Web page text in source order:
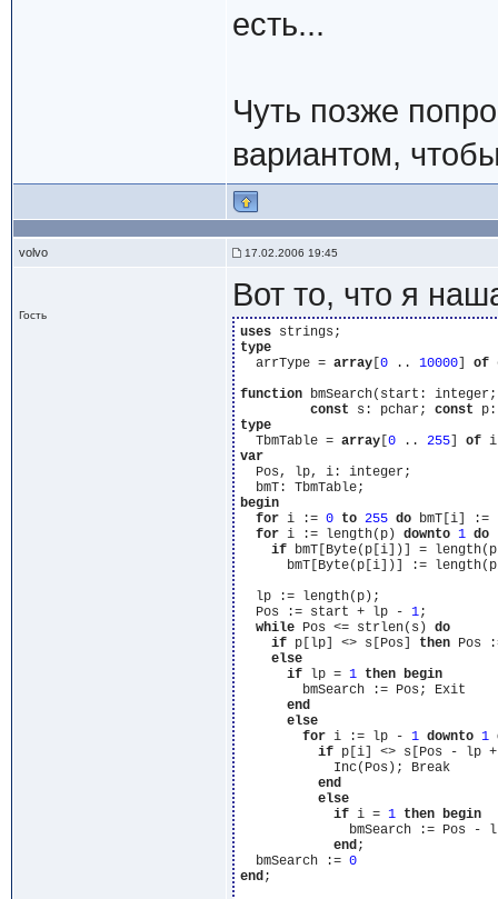
есть...
Чуть позже
вариантом,
volvo 17.02.2006 19:45
Гость
Вот то, что я
uses
type
  arrType =
array[ 0 .. 10000] of
function bmSearch(start: integer;
const s: pchar; const
type
  TbmTable =
array[ 0 .. 255] of
var
  Pos, lp, i: integer;
begin
for i := 0 to 255 do bmT[i] :=
for i := length(p) downto 1 do
if bmT[Byte(p[i])] =
bmT[Byte(p[i])] :=
  lp := length(p);
  Pos := start + lp -
1;
while Pos <= strlen(s) do
if p[lp] <> s[Pos] then Pos
else
if lp = 1 then begin
        bmSearch := Pos; Exit
end
else
for i := lp - 1 downto 1
if p[i] <> s[Pos - lp
            Inc(Pos); Break
end
else
if i = 1 then begin
bmSearch := Pos -
end;
  bmSearch :=
0
end;